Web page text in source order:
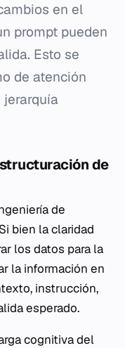
en el
prompt pueden
Esto se
de atención
jerarquía
de
de
bien la claridad
los datos para la
la información en
instrucción,
esperado.
cognitiva del